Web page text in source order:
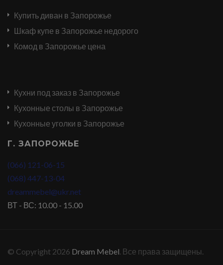
Купить диван в Запорожье
Шкаф купе в Запорожье недорого
Комод в Запорожье цена
Кухни под заказ в Запорожье
Кухонные столы в Запорожье
Кухонные уголки в Запорожье
Г. ЗАПОРОЖЬЕ
(066) 121-06-15
(068) 447-13-04
dreammebel@ukr.net
ВТ - ВС: 10.00 - 15.00
© Copyright 2026 Dream Mebel. Все права защищены.